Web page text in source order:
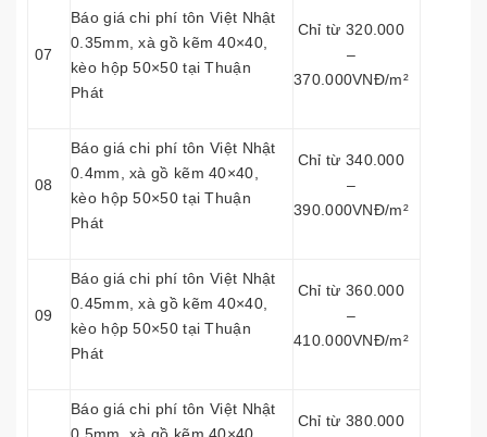
07
Báo giá chi phí tôn Việt Nhật
0.35mm, xà gồ kẽm 40×40,
kèo hộp 50×50 tại Thuận
Phát
Chỉ từ 320.000
–
370.000VNĐ/m²
08
Báo giá chi phí tôn Việt Nhật
0.4mm, xà gồ kẽm 40×40,
kèo hộp 50×50 tại Thuận
Phát
Chỉ từ 340.000
–
390.000VNĐ/m²
09
Báo giá chi phí tôn Việt Nhật
0.45mm, xà gồ kẽm 40×40,
kèo hộp 50×50 tại Thuận
Phát
Chỉ từ 360.000
–
410.000VNĐ/m²
Báo giá chi phí tôn Việt Nhật
Chỉ từ 380.000